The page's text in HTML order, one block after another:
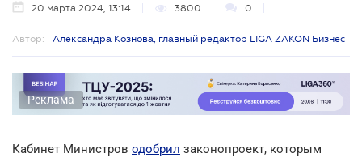
20 марта 2024, 13:14 3800 0
Автор: Александра Кознова, главный редактор LIGA ZAKON Бизнес
Реклама
Кабинет Министров одобрил законопроект, которым